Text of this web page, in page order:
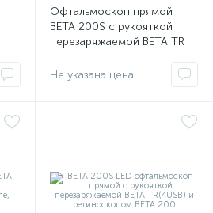
Офтальмоскоп прямой
BETA 200S с рукояткой
перезаряжаемой BETA TR
Не указана цена